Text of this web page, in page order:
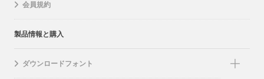
会員規約
製品情報と購入
ダウンロードフォント